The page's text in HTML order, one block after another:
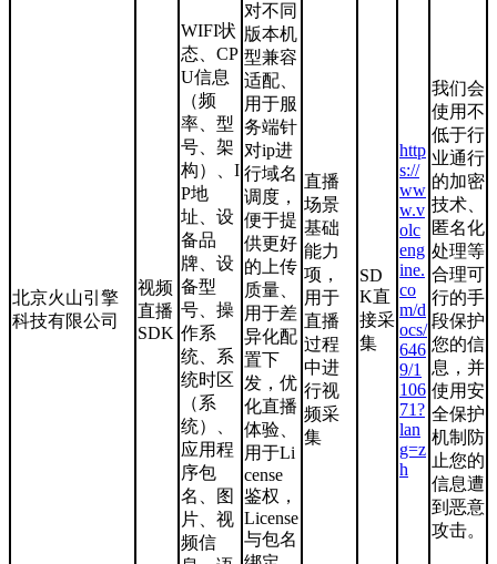
北京火山引擎
科技有限公司
视频
直播
SDK
WIFI状
态、CP
U信息
（频
率、型
号、架
构）、I
P地
址、设
备品
牌、设
备型
号、操
作系
统、系
统时区
（系
统）、
应用程
序包
名、图
片、视
频信
对不同
版本机
型兼容
适配、
用于服
务端针
对ip进
行域名
调度，
便于提
供更好
的上传
质量、
用于差
异化配
置下
发，优
化直播
体验、
用于Li
cense
鉴权，
License
与包名
直播
场景
基础
能力
项，
用于
直播
过程
中进
行视
频采
集
SD
K直
接采
集
http
s://
ww
w.v
olc
eng
ine.
co
m/d
ocs/
646
9/1
106
71?
lan
g=z
h
我们会
使用不
低于行
业通行
的加密
技术、
匿名化
处理等
合理可
行的手
段保护
您的信
息，并
使用安
全保护
机制防
止您的
信息遭
到恶意
攻击。